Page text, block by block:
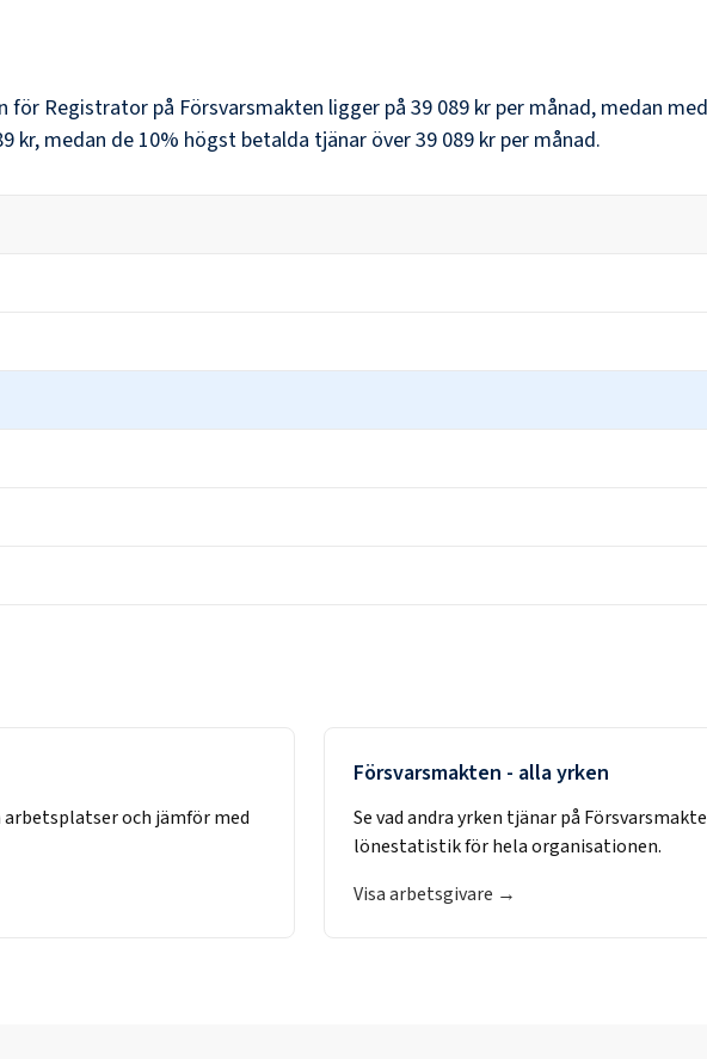
för Registrator på Försvarsmakten ligger på 39 089 kr per månad, medan
kr, medan de 10% högst betalda tjänar över39 089 kr per månad.
arbetsplatser och jämför med
Försvarsmakten - alla yrken
Se vad andra yrken tjänar på
lönestatistik för hela organisationen.
Visa arbetsgivare →